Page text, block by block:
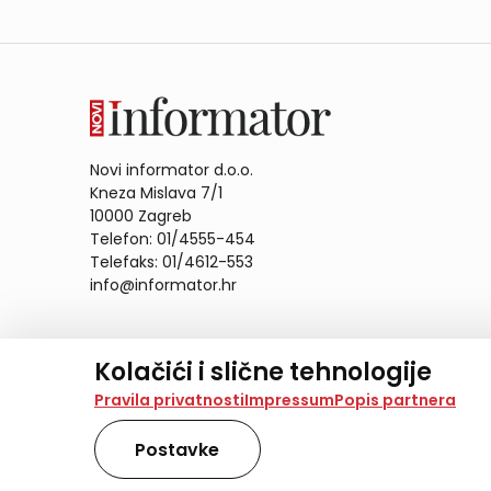
Kolačići i slične tehnologije
Na našoj web stranici koristimo kolačiće i slične
analiziramo promet na stranici te prikazujemo
također koriste ove tehnologije.
Odabirom opcije „Samo nužno“ prihvaćate samo
obradu svih kolačića potrebnih za analitiku i
Pravila privatnostiImpressumPopis partnera
Postavke
Novi informator d.o.o.
Kneza Mislava 7/1
10000 Zagreb
Telefon: 01/4555-454
Telefaks: 01/4612-553
info@informator.hr